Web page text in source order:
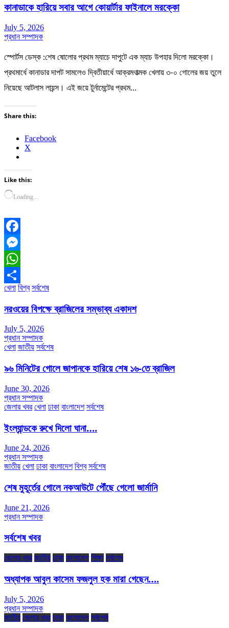
কানাডাকে হারিয়ে সবার আগে কোয়ার্টার ফাইনালে মরক্কো
July 5, 2026
প্রধান সম্পাদক
স্পোর্টস ডেস্ক :শেষ ষোলোর প্রথম ম্যাচে দাপুটে এক ম্যাচ উপহার দিলো মরক্কো।
প্রথমার্ধে কানাডার দাপট সামলেও দ্বিতীয়ার্ধে আক্রমণাত্মক খেলায় ৩-০ গোলের জয় তুলে
নিয়েছে আটলাস লায়ন্স। এই জয়ে টুর্নামেন্টের প্রথম…
Share this:
Facebook
X
Like this:
Loading…
Facebook
Messenger
WhatsApp
Share
খেলা বিশ্ব সর্বশেষ
নরওয়ের বিপক্ষে ব্রাজিলের সম্ভাব্য একাদশ
July 5, 2026
প্রধান সম্পাদক
খেলা জাতীয় সর্বশেষ
৯৬ মিনিটের গোলে জাপানকে হারিয়ে শেষ ১৬-তে ব্রাজিল
June 30, 2026
প্রধান সম্পাদক
জেলার খবর খেলা ঢাকা বাংলাদেশ সর্বশেষ
ইংল্যান্ডকে রুখে দিলো ঘানা….
June 24, 2026
প্রধান সম্পাদক
জাতীয় খেলা ঢাকা বাংলাদেশ বিশ্ব সর্বশেষ
শেষ মুহূর্তের গোলে নকআউটে পৌঁছে গেলো জার্মানি
June 21, 2026
প্রধান সম্পাদক
সর্বশেষ খবর
জেলার খবর জাতীয় ঢাকা বাংলাদেশ শিক্ষা সর্বশেষ
অধ্যাপক আবুল কাসেম ফজলুল হক মারা গেছেন….
July 5, 2026
প্রধান সম্পাদক
জাতীয় জেলার খবর ঢাকা বাংলাদেশ সর্বশেষ